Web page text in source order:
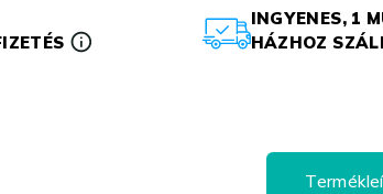
INGYENES, 1
HÁZHOZ